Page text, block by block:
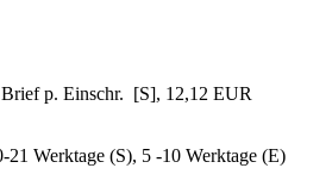
p. Einschr. [S], 12,12 EUR
Werktage (S), 5 -10 Werktage (E)